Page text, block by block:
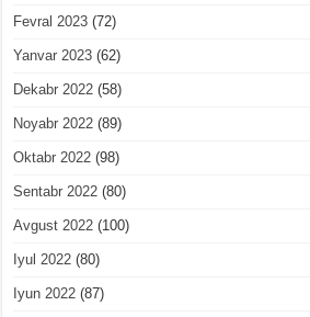
Fevral 2023 (72)
Yanvar 2023 (62)
Dekabr 2022 (58)
Noyabr 2022 (89)
Oktabr 2022 (98)
Sentabr 2022 (80)
Avgust 2022 (100)
Iyul 2022 (80)
Iyun 2022 (87)